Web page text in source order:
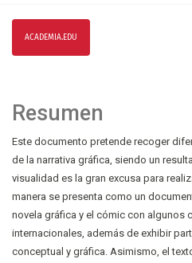
ACADEMIA.EDU
Resumen
Este documento pretende recoger
de la narrativa gráfica, siendo un
visualidad es la gran excusa para
manera se presenta como un
novela gráfica y el cómic con algunos
internacionales, además de exhibir
conceptual y gráfica. Asimismo, el